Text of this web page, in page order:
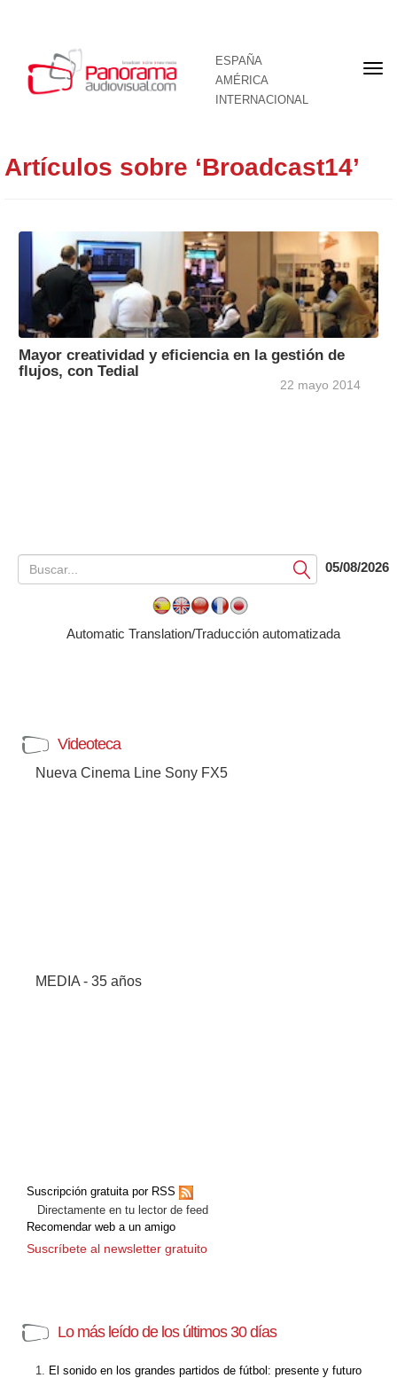
ESPAÑA
AMÉRICA
INTERNACIONAL
Artículos sobre ‘Broadcast14’
Mayor creatividad y eficiencia en la gestión de
flujos, con Tedial
22 mayo 2014
Submit05/08/2026
Automatic Translation/Traducción automatizada
Videoteca
Nueva Cinema Line Sony FX5
MEDIA - 35 años
Suscripción gratuita por RSS
Directamente en tu lector de feed
Recomendar web a un amigo
Suscríbete al newsletter gratuito
Lo más leído de los últimos 30 días
El sonido en los grandes partidos de fútbol: presente y futuro